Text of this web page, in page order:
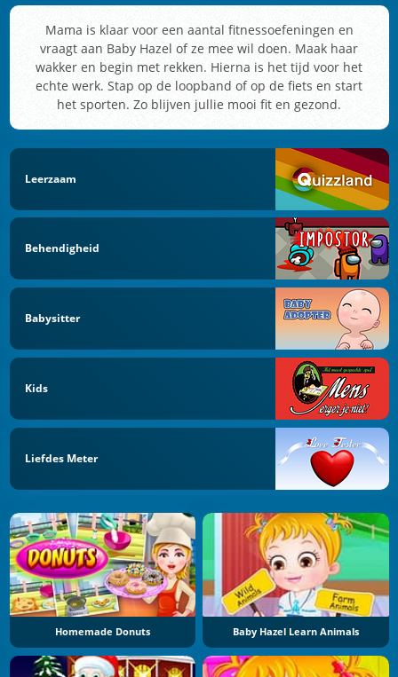
Mama is klaar voor een aantal fitnessoefeningen en
vraagt aan Baby Hazel of ze mee wil doen. Maak haar
wakker en begin met rekken. Hierna is het tijd voor het
echte werk. Stap op de loopband of op de fiets en start
het sporten. Zo blijven jullie mooi fit en gezond.
Leerzaam
Behendigheid
Babysitter
Kids
Liefdes Meter
Homemade Donuts Baby Hazel Learn Animals